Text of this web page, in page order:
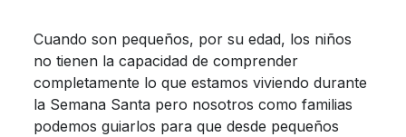
Cuando son pequeños, por su edad, los niños
no tienen la capacidad de comprender
completamente lo que estamos viviendo durante
la Semana Santa pero nosotros como familias
podemos guiarlos para que desde pequeños